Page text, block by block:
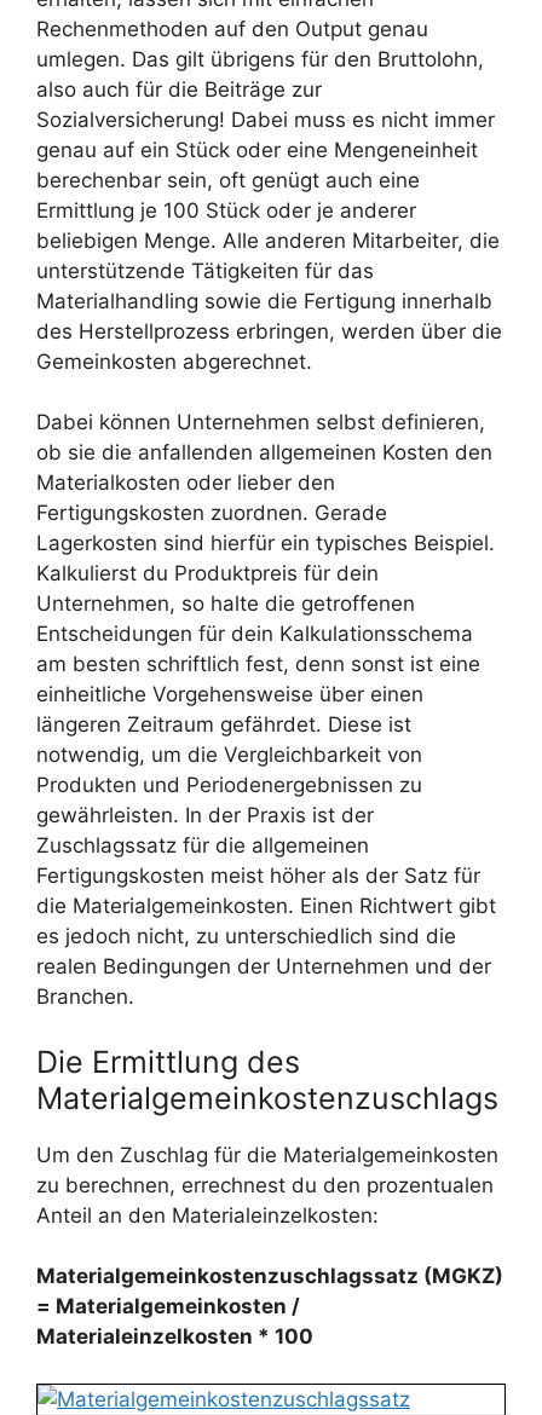
Rechenmethoden auf den Output genau
umlegen. Das gilt übrigens für den Bruttolohn,
also auch für die Beiträge zur
Sozialversicherung! Dabei muss es nicht immer
genau auf ein Stück oder eine Mengeneinheit
berechenbar sein, oft genügt auch eine
Ermittlung je 100 Stück oder je anderer
beliebigen Menge. Alle anderen Mitarbeiter, die
unterstützende Tätigkeiten für das
Materialhandling sowie die Fertigung innerhalb
des Herstellprozess erbringen, werden über die
Gemeinkosten abgerechnet.
Dabei können Unternehmen selbst definieren,
ob sie die anfallenden allgemeinen Kosten den
Materialkosten oder lieber den
Fertigungskosten zuordnen. Gerade
Lagerkosten sind hierfür ein typisches Beispiel.
Kalkulierst du Produktpreis für dein
Unternehmen, so halte die getroffenen
Entscheidungen für dein Kalkulationsschema
am besten schriftlich fest, denn sonst ist eine
einheitliche Vorgehensweise über einen
längeren Zeitraum gefährdet. Diese ist
notwendig, um die Vergleichbarkeit von
Produkten und Periodenergebnissen zu
gewährleisten. In der Praxis ist der
Zuschlagssatz für die allgemeinen
Fertigungskosten meist höher als der Satz für
die Materialgemeinkosten. Einen Richtwert gibt
es jedoch nicht, zu unterschiedlich sind die
realen Bedingungen der Unternehmen und der
Branchen.
Die Ermittlung des
Materialgemeinkostenzuschlags
Um den Zuschlag für die Materialgemeinkosten
zu berechnen, errechnest du den prozentualen
Anteil an den Materialeinzelkosten:
Materialgemeinkostenzuschlagssatz (MGKZ)
= Materialgemeinkosten /
Materialeinzelkosten * 100